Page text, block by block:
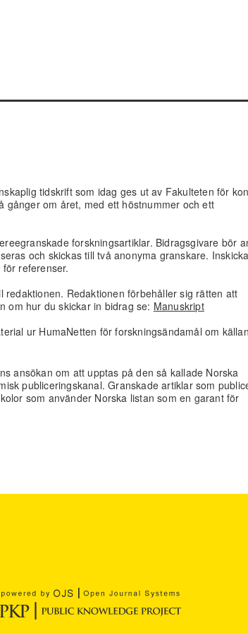
tidskrift som idag ges ut av Fakulteten för
gånger om året, med ett höstnummer och ett
forskningsartiklar. Bidragsgivare bör
och skickas till två anonyma granskare.
referenser.
Redaktionen förbehåller sig rätten att
om hur du skickar in bidrag se: Manuskript
ur HumaNetten för forskningsändamål om källan
ansökan om att upptas på den så kallade Norska
publiceringskanal. Granskade artiklar som
som använder Norska listan som en garant för